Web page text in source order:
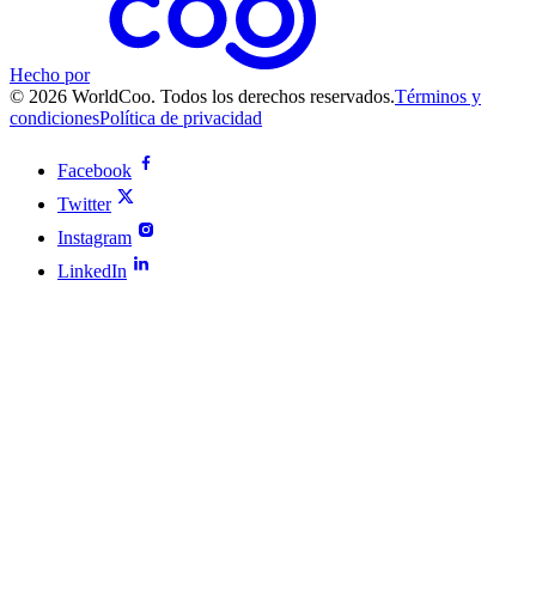
Hecho por
© 2026 WorldCoo. Todos los derechos reservados.Términos y
condicionesPolítica de privacidad
Facebook
Twitter
Instagram
LinkedIn